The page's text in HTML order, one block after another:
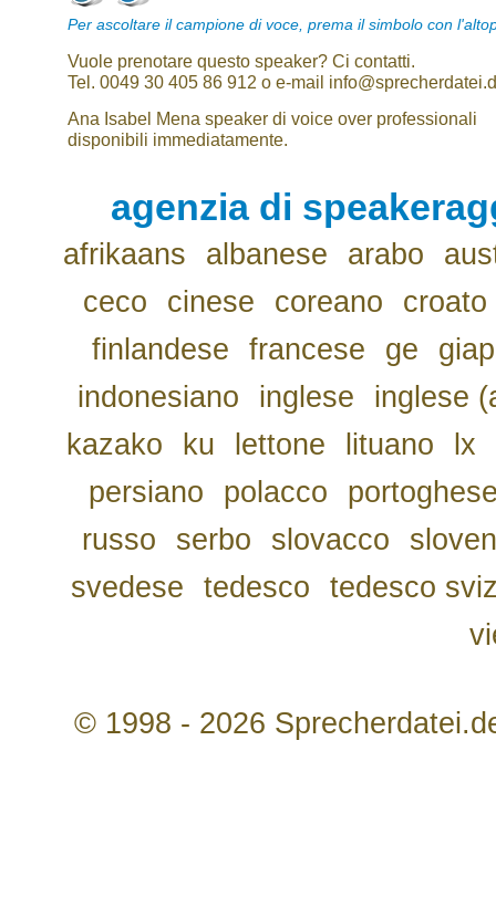
Per ascoltare il campione di voce, prema il simbolo con
Vuole prenotare questo speaker? Ci contatti.
Tel. 0049 30 405 86 912 o e-mail
Ana Isabel Mena speaker di voice over professionali
disponibili immediatamente.
agenzia di
afrikaans albanese arabo
ceco
cinese coreano
croato
finlandese
francese ge
indonesiano
inglese
inglese
kazako
ku lettone lituano lx
persiano
polacco
russo
serbo slovacco
svedese
tedesco
tedesco
© 1998 - 2026